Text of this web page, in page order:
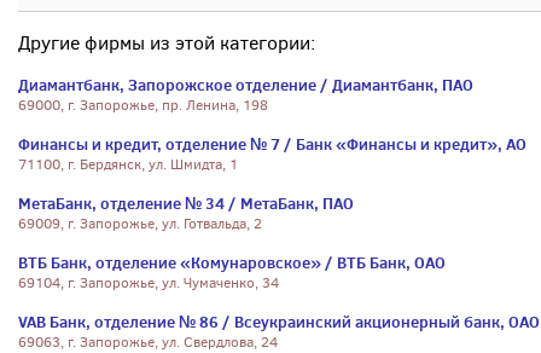
Другие фирмы из этой категории:
Диамантбанк, Запорожское отделение / Диамантбанк, ПАО
69000, г. Запорожье, пр. Ленина, 198
Финансы и кредит, отделение № 7 / Банк «Финансы и кредит», АО
71100, г. Бердянск, ул. Шмидта, 1
МетаБанк, отделение № 34 / МетаБанк, ПАО
69009, г. Запорожье, ул. Готвальда, 2
ВТБ Банк, отделение «Комунаровское» / ВТБ Банк, ОАО
69104, г. Запорожье, ул. Чумаченко, 34
VAB Банк, отделение № 86 / Всеукраинский акционерный банк, ОАО
69063, г. Запорожье, ул. Свердлова, 24